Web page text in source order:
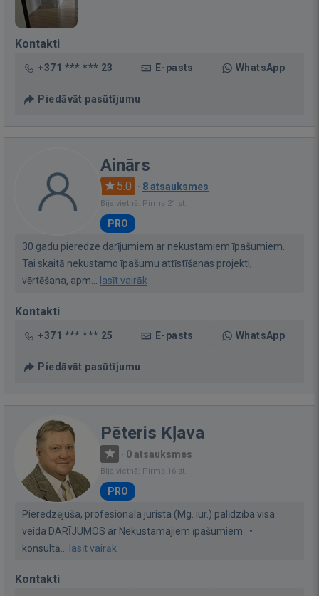
Kontakti
+371 *** *** 23 E-pasts WhatsApp
Piedāvāt pasūtījumu
Ainārs
5.0 · 8 atsauksmes
Bija vietnē: Pirms 21 st.
PRO
30 gadu pieredze darījumiem ar nekustamiem īpašumiem.
Tai skaitā nekustamo īpašumu attīstīšanas projekti,
vērtēšana, apm... lasīt vairāk
Kontakti
+371 *** *** 25 E-pasts WhatsApp
Piedāvāt pasūtījumu
Pēteris Kļava
· 0 atsauksmes
Bija vietnē: Pirms 16 st.
PRO
Pieredzējuša, profesionāla jurista (Mg. iur.) palīdzība visa
veida DARĪJUMOS ar Nekustamajiem īpašumiem : •
konsultā... lasīt vairāk
Kontakti